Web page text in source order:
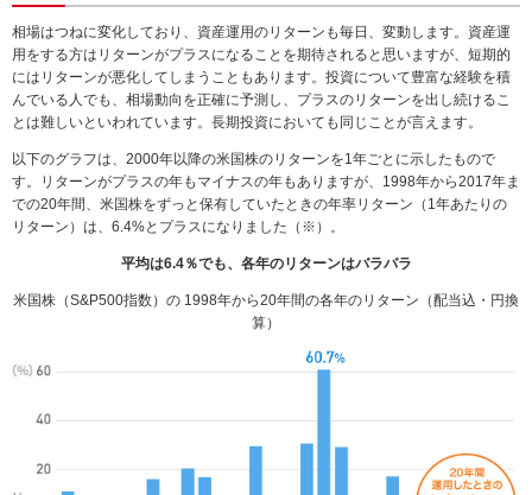
相場はつねに変化しており、資産運用のリターンも毎日、変動します。資産運
用をする方はリターンがプラスになることを期待されると思いますが、短期的
にはリターンが悪化してしまうこともあります。投資について豊富な経験を積
んでいる人でも、相場動向を正確に予測し、プラスのリターンを出し続けるこ
とは難しいといわれています。長期投資においても同じことが言えます。
以下のグラフは、2000年以降の米国株のリターンを1年ごとに示したもので
す。リターンがプラスの年もマイナスの年もありますが、1998年から2017年ま
での20年間、米国株をずっと保有していたときの年率リターン（1年あたりの
リターン）は、6.4%とプラスになりました（※）。
平均は6.4％でも、各年のリターンはバラバラ
米国株（S&P500指数）の 1998年から20年間の各年のリターン（配当込・円換
算）